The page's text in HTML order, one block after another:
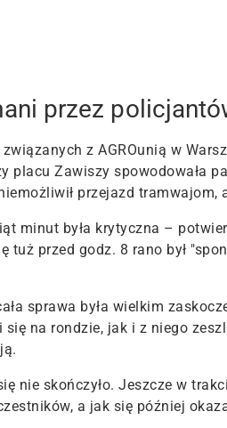
przez
z AGROunią w
placu Zawiszy spowodowała
przejazd
minut była krytyczna –
tuż przed godz. 8 rano był
sprawa była wielkim
na rondzie, jak i z niego
nie skończyło. Jeszcze w
a jak się później